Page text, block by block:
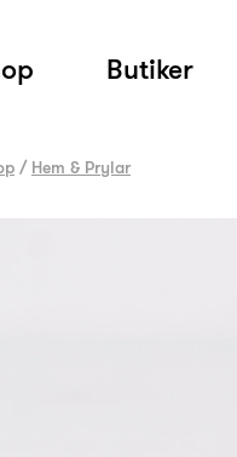
Butiker
/ Hem & Prylar